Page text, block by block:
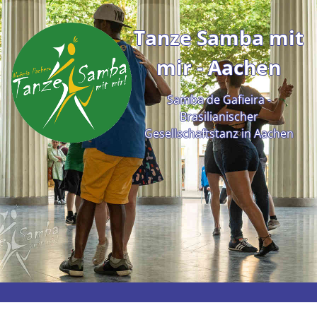
Tanze Samba mit
mir - Aachen
Samba de Gafieira -
Brasilianischer
Gesellschaftstanz in Aachen